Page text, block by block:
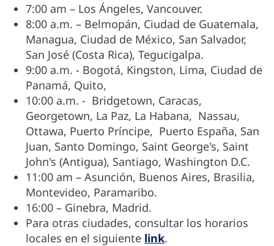
7:00 am – Los Ángeles, Vancouver.
8:00 a.m. – Belmopán, Ciudad de Guatemala,
Managua, Ciudad de México, San Salvador,
San José (Costa Rica), Tegucigalpa.
9:00 a.m. - Bogotá, Kingston, Lima, Ciudad de
Panamá, Quito,
10:00 a.m. - Bridgetown, Caracas,
Georgetown, La Paz, La Habana, Nassau,
Ottawa, Puerto Príncipe, Puerto España, San
Juan, Santo Domingo, Saint George's, Saint
John's (Antigua), Santiago, Washington D.C.
11:00 am – Asunción, Buenos Aires, Brasilia,
Montevideo, Paramaribo.
16:00 – Ginebra, Madrid.
Para otras ciudades, consultar los horarios
locales en el siguiente link.